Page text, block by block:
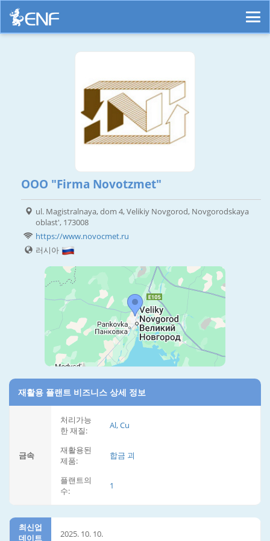
OOO "Firma Novotzmet"
ul. Magistralnaya, dom 4, Velikiy Novgorod, Novgorodskaya
oblast', 173008
https://www.novocmet.ru
러시아
재활용 플랜트 비즈니스 상세 정보
금속
처리가능
한 재질:
Al, Cu
재활용된
제품:
합금 괴
플랜트의
수:
1
최신업
데이트
2025. 10. 10.